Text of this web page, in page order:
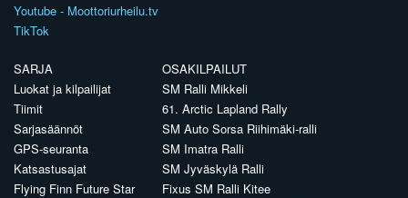
Youtube - Moottoriurheilu.tv
TikTok
SARJA
Luokat ja kilpailijat
Tiimit
Sarjasäännöt
GPS-seuranta
Katsastusajat
Flying Finn Future Star
OSAKILPAILUT
SM Ralli Mikkeli
61. Arctic Lapland Rally
SM Auto Sorsa Riihimäki-ralli
SM Imatra Ralli
SM Jyväskylä Ralli
Fixus SM Ralli Kitee